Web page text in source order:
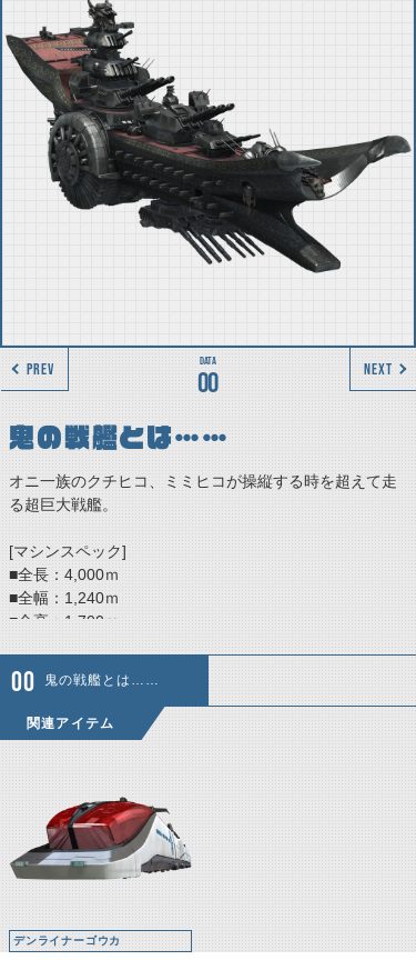
00
PREV NEXT
鬼の戦艦とは……
オニ一族のクチヒコ、ミミヒコが操縦する時を超えて走
る超巨大戦艦。
[マシンスペック]
■全長：4,000ｍ
■全幅：1,240ｍ
■全高：1,700ｍ
鬼の戦艦とは……
関連アイテム
デンライナーゴウカ